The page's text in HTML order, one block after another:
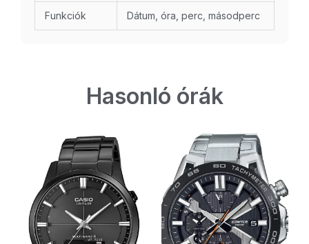
Funkciók Dátum, óra, perc, másodperc
Hasonló órák